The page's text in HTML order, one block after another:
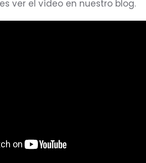
ver el vídeo en nuestro blog.